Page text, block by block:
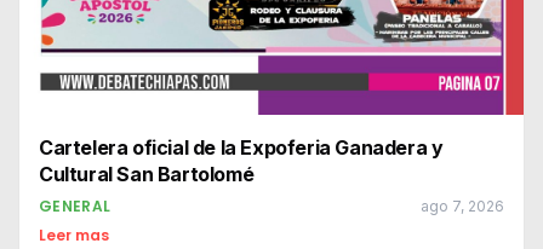
Cartelera oficial de la Expoferia Ganadera y
Cultural San Bartolomé
GENERAL ago 7, 2026
Leer mas